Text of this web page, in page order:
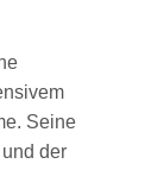
Seine
der